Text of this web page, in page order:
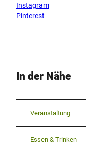
Instagram
Pinterest
In der Nähe
Veranstaltung
Essen & Trinken